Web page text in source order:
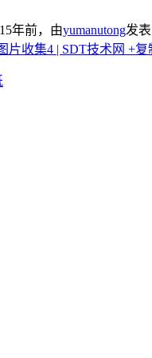
年前，由yumanutong发表
片收集4 | SDT技术网 +复